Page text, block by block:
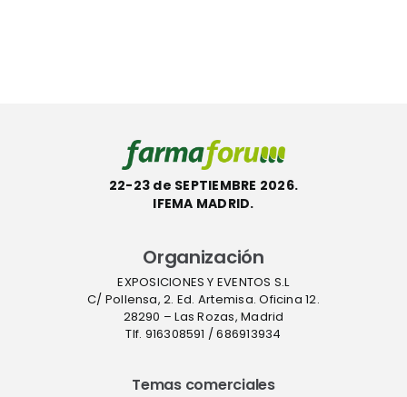
22-23 de SEPTIEMBRE 2026.
IFEMA MADRID.
Organización
EXPOSICIONES Y EVENTOS S.L
C/ Pollensa, 2. Ed. Artemisa. Oficina 12.
28290 – Las Rozas, Madrid
Tlf. 916308591 / 686913934
Temas comerciales